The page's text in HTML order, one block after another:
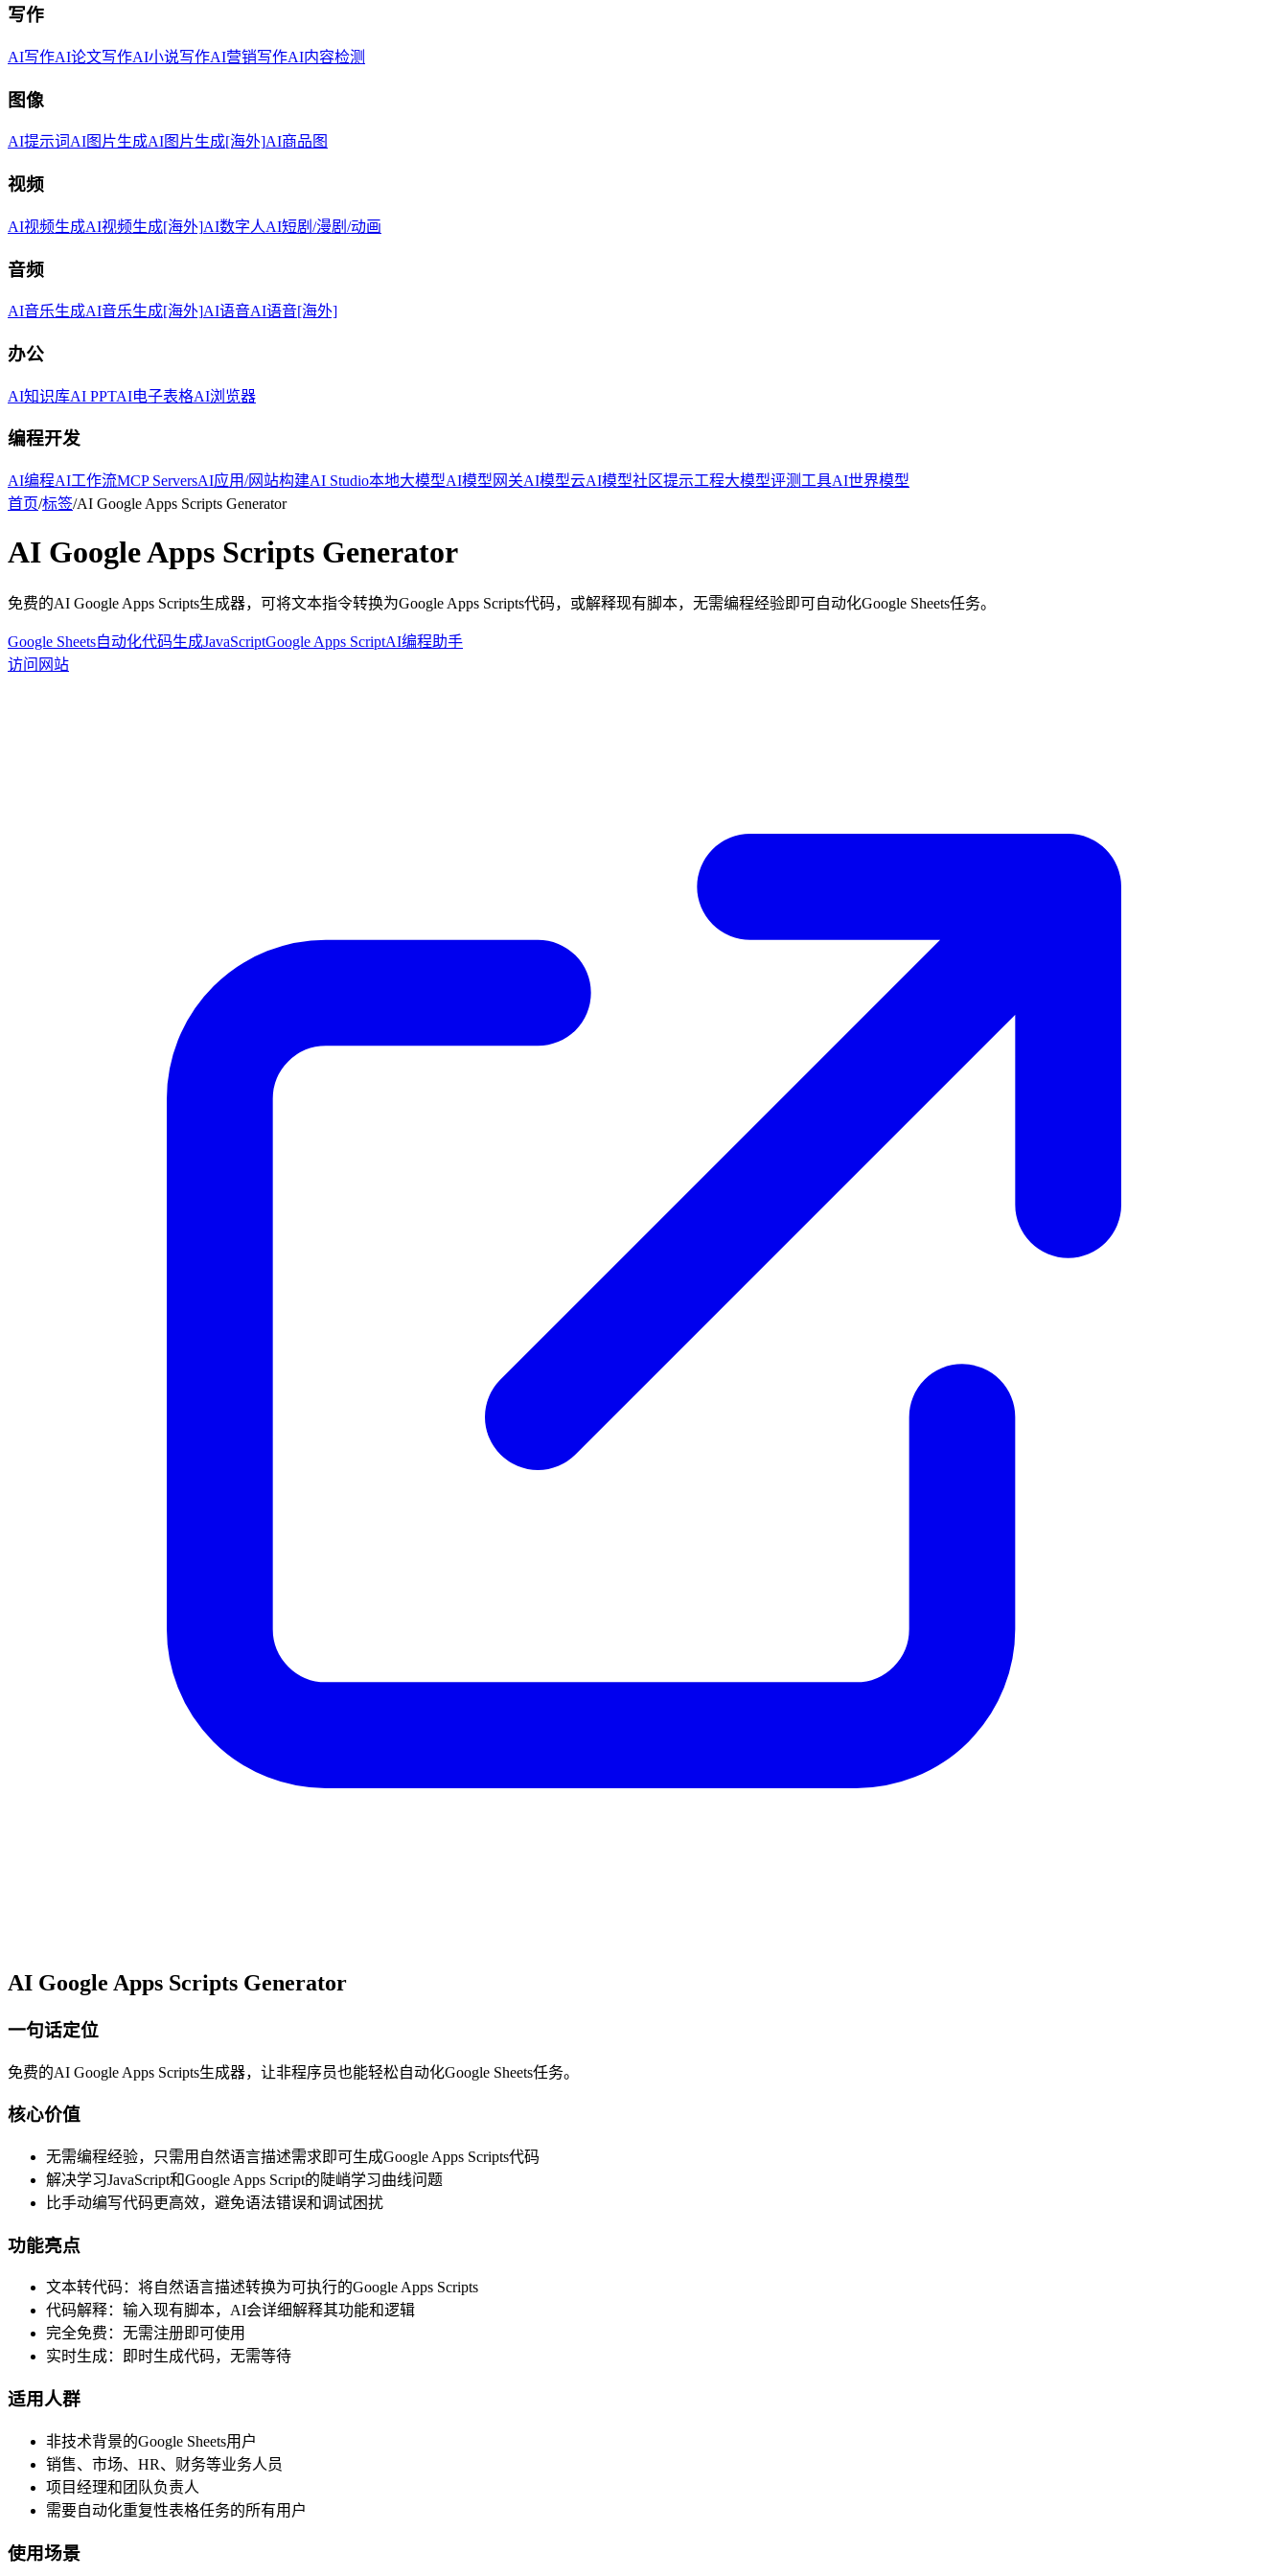
写作
AI写作AI论文写作AI小说写作AI营销写作AI内容检测
图像
AI提示词AI图片生成AI图片生成[海外]AI商品图
视频
AI视频生成AI视频生成[海外]AI数字人AI短剧/漫剧/动画
音频
AI音乐生成AI音乐生成[海外]AI语音AI语音[海外]
办公
AI知识库AI PPTAI电子表格AI浏览器
编程开发
AI编程AI工作流MCP ServersAI应用/网站构建AI Studio本地大模型AI模型网关AI模型云AI模型社区提示工程大模型评测工具AI世界模型
首页/标签/AI Google Apps Scripts Generator
AI Google Apps Scripts Generator
免费的AI Google Apps Scripts生成器，可将文本指令转换为Google Apps Scripts代码，或解释现有脚本，无需编程经验即可自动化Google Sheets任务。
Google Sheets自动化代码生成JavaScriptGoogle Apps ScriptAI编程助手
访问网站
AI Google Apps Scripts Generator
一句话定位
免费的AI Google Apps Scripts生成器，让非程序员也能轻松自动化Google Sheets任务。
核心价值
无需编程经验，只需用自然语言描述需求即可生成Google Apps Scripts代码
解决学习JavaScript和Google Apps Script的陡峭学习曲线问题
比手动编写代码更高效，避免语法错误和调试困扰
功能亮点
文本转代码：将自然语言描述转换为可执行的Google Apps Scripts
代码解释：输入现有脚本，AI会详细解释其功能和逻辑
完全免费：无需注册即可使用
实时生成：即时生成代码，无需等待
适用人群
非技术背景的Google Sheets用户
销售、市场、HR、财务等业务人员
项目经理和团队负责人
需要自动化重复性表格任务的所有用户
使用场景